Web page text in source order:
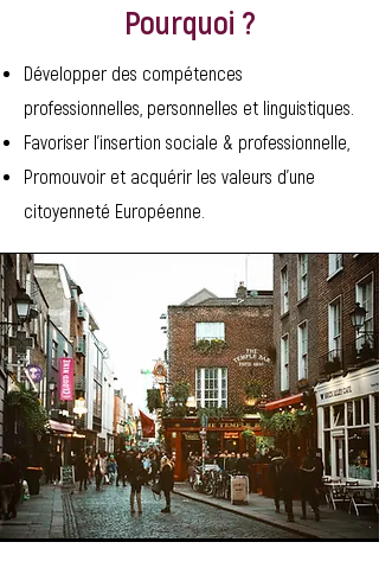
Pourquoi ?
Développer des compétences
professionnelles, personnelles et linguistiques.
Favoriser l'insertion sociale & professionnelle,
Promouvoir et acquérir les valeurs d'une
citoyenneté Européenne.